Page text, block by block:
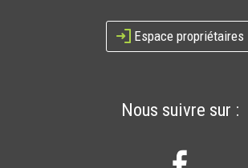
Nous suivre sur :
Espace propriétaires